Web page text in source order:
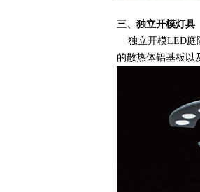
三、独立开模灯具
独立开模LED庭院
的散热体铝基板以及